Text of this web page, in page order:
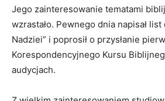
Jego zainteresowanie tematami
wzrastało. Pewnego dnia napisał list
Nadziei” i poprosił o przysłanie
Korespondencyjnego Kursu
audycjach.